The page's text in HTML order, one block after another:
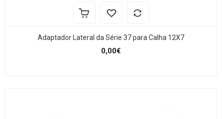
Adaptador Lateral da Série 37 para Calha 12X7
0,00€